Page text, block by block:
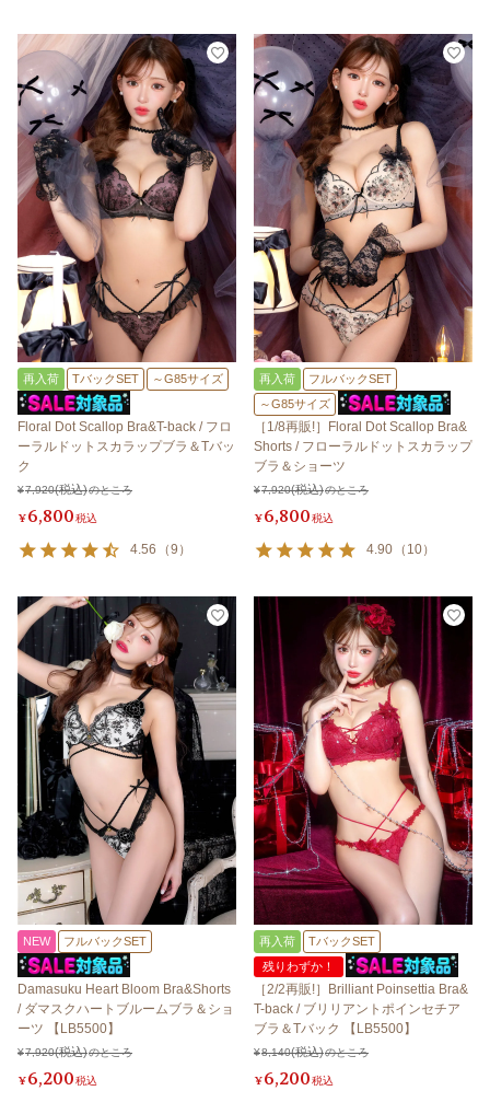
再入荷 TバックSET ～G85サイズ
Floral Dot Scallop Bra&T-back / フロ
ーラルドットスカラップブラ＆Tバッ
ク
¥7,920 のところ
¥6,800税込
4.56 （9 ）
再入荷
フルバックSET
～G85サイズ
［1/8再販!］Floral Dot Scallop Bra&
Shorts / フローラルドットスカラップ
ブラ＆ショーツ
¥7,920 のところ
¥6,800税込
4.90 （ 10）
NEW フルバックSET
Damasuku Heart Bloom Bra&Shorts
/ ダマスクハートブルームブラ＆ショ
ーツ 【LB5500】
¥7,920 のところ
¥6,200税込
再入荷
TバックSET
残りわずか！
［2/2再販!］Brilliant Poinsettia Bra&
T-back / ブリリアントポインセチア
ブラ＆Tバック 【LB5500】
¥8,140 のところ
¥6,200税込